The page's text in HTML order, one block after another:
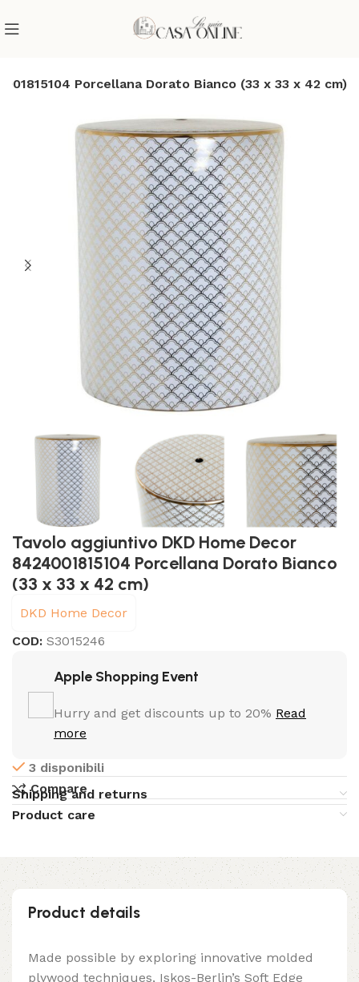
Porcellana Dorato Bianco (33 x 33 x 42 cm)
Tavolo aggiuntivo DKD Home Decor
8424001815104 Porcellana Dorato Bianco
(33 x 33 x 42 cm)
DKD Home Decor
COD:S3015246
Apple Shopping Event
Hurry and get discounts up to 20% Read
more
3 disponibili
Compare
Shipping and returns
Product care
Product details
Made possible by exploring innovative molded
plywood techniques, Iskos-Berlin’s Soft Edge